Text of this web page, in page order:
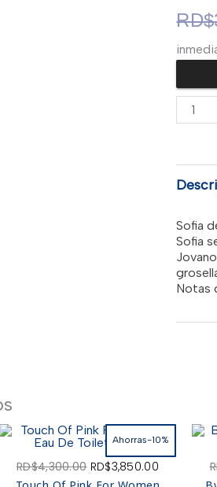
RD$
SOFIA
SPR
Sofia
Sofia
Notas
Ahorras-10%
RD$4,300.00 El
precio
RD$3,850.00El
precio